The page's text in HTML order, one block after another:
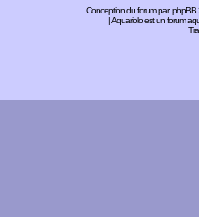
Conception du forum par:phpBB
| Aquariolo est un forum